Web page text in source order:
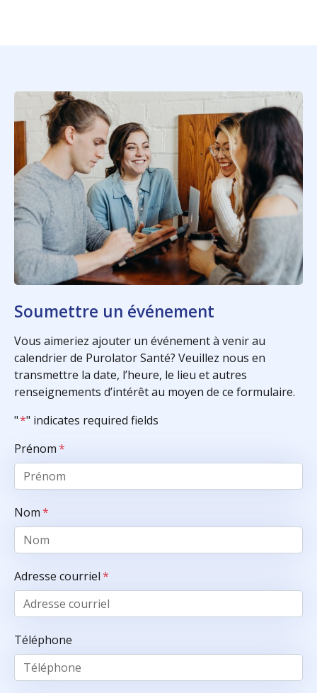
Soumettre un événement
Vous aimeriez ajouter un événement à venir au
calendrier de Purolator Santé? Veuillez nous en
transmettre la date, l’heure, le lieu et autres
renseignements d’intérêt au moyen de ce formulaire.
"*" indicates required fields
Prénom*
Nom*
Adresse courriel*
Téléphone